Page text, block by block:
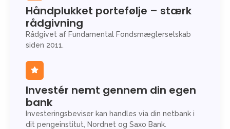
Håndplukket portefølje – stærk
rådgivning
Rådgivet af Fundamental Fondsmæglerselskab
siden 2011.
Investér nemt gennem din egen
bank
Investeringsbeviser kan handles via din netbank i
dit pengeinstitut, Nordnet og Saxo Bank.